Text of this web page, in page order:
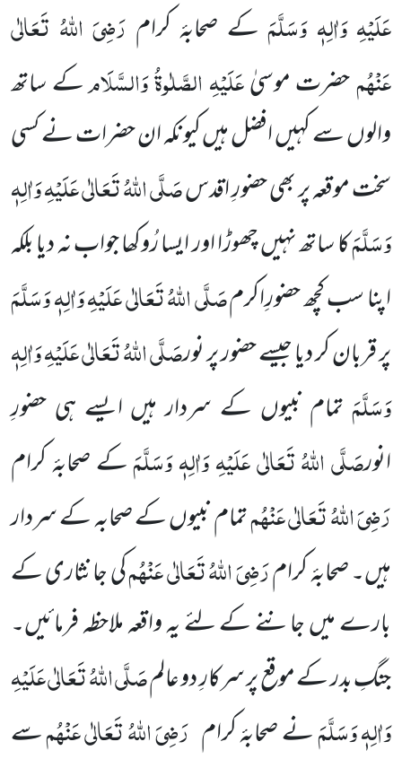
عَلَیْہِ وَاٰلِہٖ وَسَلَّمَ کے صحابۂ کرام رَضِیَ اللہُ تَعَالٰی
عَنْہُمحضرت موسیٰعَلَیْہِ الصَّلٰوۃُ وَالسَّلَامکے ساتھ
والوں سے کہیں افضل ہیں کیونکہ ان حضرات نے کسی
سخت موقعہ پر بھی حضورِ اقدسصَلَّی اللہُ تَعَالٰی عَلَیْہِ وَاٰلِہٖ
وَسَلَّمَکا ساتھ نہیں چھوڑا اور ایسا رُوکھا جواب نہ دیا بلکہ
اپنا سب کچھ حضورِاکرمصَلَّی اللہُ تَعَالٰی عَلَیْہِ وَاٰلِہٖ وَسَلَّمَ
پر قربان کر دیا جیسے حضور پر نورصَلَّی اللہُ تَعَالٰی عَلَیْہِ وَاٰلِہٖ
وَسَلَّمَتمام نبیوں کے سردار ہیں ایسے ہی حضورِ
انورصَلَّی اللہُ تَعَالٰی عَلَیْہِ وَاٰلِہٖ وَسَلَّمَکے صحابۂ کرام
رَضِیَ اللہُ تَعَالٰی عَنْہُمتمام نبیوں کے صحابہ کے سردار
ہیں۔ صحابۂ کرامرَضِیَ اللہُ تَعَالٰی عَنْہُمکی جانثاری کے
بارے میں جاننے کے لئے یہ واقعہ ملاحظہ فرمائیں۔
جنگِ بدر کے موقع پر سرکارِ دو عالمصَلَّی اللہُ تَعَالٰی عَلَیْہِ
وَاٰلِہٖ وَسَلَّمَنے صحابۂ کرام رَضِیَ اللہُ تَعَالٰی عَنْہُمسے